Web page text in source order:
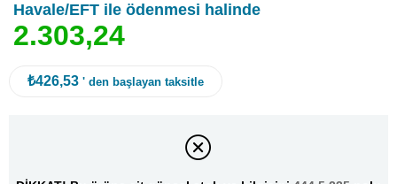
Havale/EFT ile ödenmesi halinde
2.303,24
₺426,53 ' den başlayan taksitle